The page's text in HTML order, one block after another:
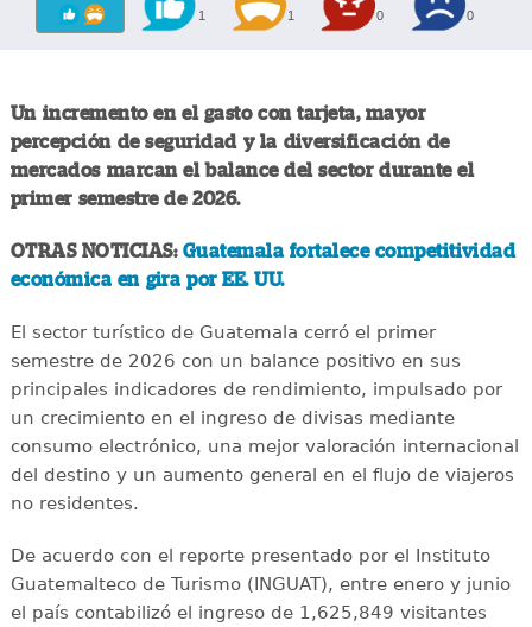
1 1 0 0
Un incremento en el gasto con tarjeta, mayor
percepción de seguridad y la diversificación de
mercados marcan el balance del sector durante el
primer semestre de 2026.
OTRAS NOTICIAS: Guatemala fortalece competitividad
económica en gira por EE. UU.
El sector turístico de Guatemala cerró el primer
semestre de 2026 con un balance positivo en sus
principales indicadores de rendimiento, impulsado por
un crecimiento en el ingreso de divisas mediante
consumo electrónico, una mejor valoración internacional
del destino y un aumento general en el flujo de viajeros
no residentes.
De acuerdo con el reporte presentado por el Instituto
Guatemalteco de Turismo (INGUAT), entre enero y junio
el país contabilizó el ingreso de 1,625,849 visitantes